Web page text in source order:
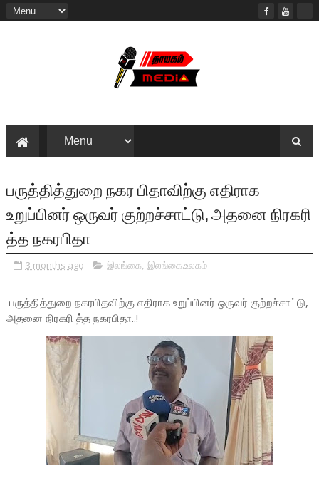
பருத்தித்துறை நகர பிதாவிற்கு எதிராக
உறுப்பினர் ஒருவர் குற்றச்சாட்டு, அதனை நிரகரி
த்த நகரபிதா
3 months ago இலங்கை, இலங்கை.உலகம்
பருத்தித்துறை நகரபிதவிற்கு எதிராக உறுப்பினர் ஒருவர் குற்றச்சாட்டு,
அதனை நிரகரி த்த நகரபிதா..!